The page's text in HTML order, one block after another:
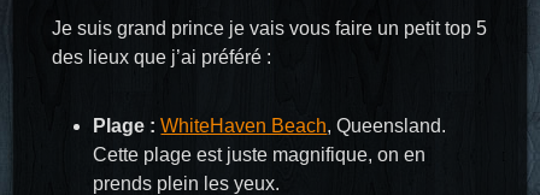
Je suis grand prince je vais vous faire un petit top 5
des lieux que j’ai préféré :
Plage : WhiteHaven Beach, Queensland.
Cette plage est juste magnifique, on en
prends plein les yeux.